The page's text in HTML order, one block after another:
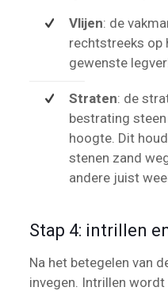
Vlijen: de
rechtstreeks op
gewenste
Straten: de
bestrating
hoogte. Dit
stenen zand
andere juist
Stap 4: intrillen
Na het betegelen van
invegen. Intrillen